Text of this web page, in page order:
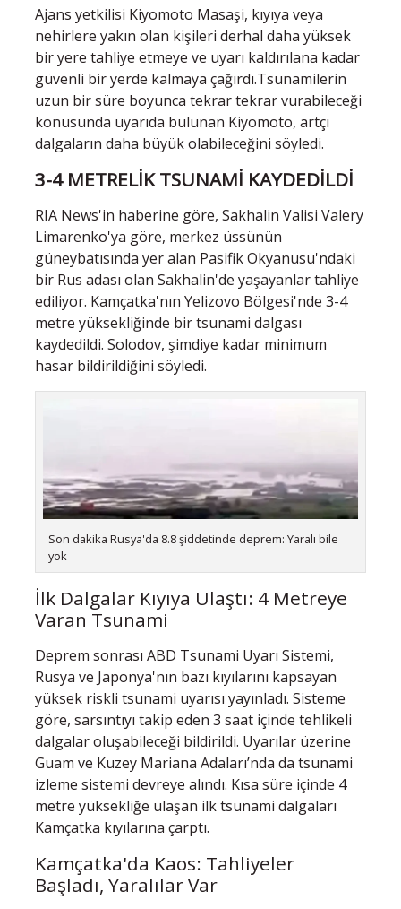
Ajans yetkilisi Kiyomoto Masaşi, kıyıya veya
nehirlere yakın olan kişileri derhal daha yüksek
bir yere tahliye etmeye ve uyarı kaldırılana kadar
güvenli bir yerde kalmaya çağırdı.Tsunamilerin
uzun bir süre boyunca tekrar tekrar vurabileceği
konusunda uyarıda bulunan Kiyomoto, artçı
dalgaların daha büyük olabileceğini söyledi.
3-4 METRELİK TSUNAMİ KAYDEDİLDİ
RIA News'in haberine göre, Sakhalin Valisi Valery
Limarenko'ya göre, merkez üssünün
güneybatısında yer alan Pasifik Okyanusu'ndaki
bir Rus adası olan Sakhalin'de yaşayanlar tahliye
ediliyor. Kamçatka'nın Yelizovo Bölgesi'nde 3-4
metre yüksekliğinde bir tsunami dalgası
kaydedildi. Solodov, şimdiye kadar minimum
hasar bildirildiğini söyledi.
Son dakika Rusya'da 8.8 şiddetinde deprem: Yaralı bile
yok
İlk Dalgalar Kıyıya Ulaştı: 4 Metreye
Varan Tsunami
Deprem sonrası ABD Tsunami Uyarı Sistemi,
Rusya ve Japonya'nın bazı kıyılarını kapsayan
yüksek riskli tsunami uyarısı yayınladı. Sisteme
göre, sarsıntıyı takip eden 3 saat içinde tehlikeli
dalgalar oluşabileceği bildirildi. Uyarılar üzerine
Guam ve Kuzey Mariana Adaları’nda da tsunami
izleme sistemi devreye alındı. Kısa süre içinde 4
metre yüksekliğe ulaşan ilk tsunami dalgaları
Kamçatka kıyılarına çarptı.
Kamçatka'da Kaos: Tahliyeler
Başladı, Yaralılar Var